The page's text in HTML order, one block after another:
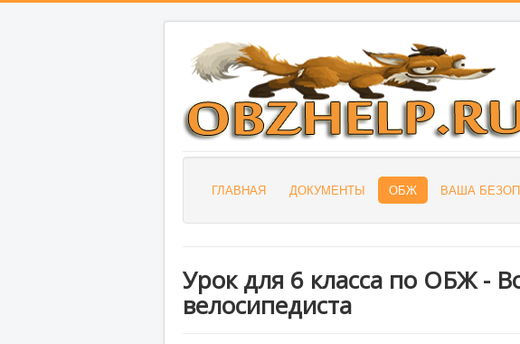
ГЛАВНАЯ ДОКУМЕНТЫ ОБЖ ВАША
Урок для 6 класса по ОБЖ -
велосипедиста